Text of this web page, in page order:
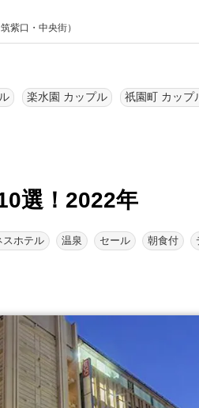
紫口・中央街）
楽水園 カップル 祇園町 カップ
選！2022年
スホテル 温泉 セール 朝食付